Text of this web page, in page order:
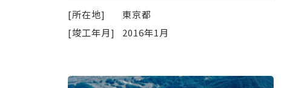
[所在地]
東京都
[竣工年月]
2016年1月